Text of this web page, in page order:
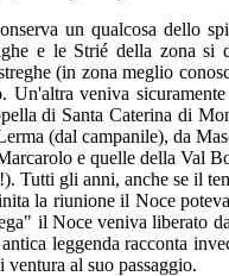
un qualcosa dello
e le Strié della zona si
(in zona meglio
veniva
di Santa Caterina di
(dal campanile), da
e quelle della Val
Tutti gli anni, anche se il
la riunione il Noce
il Noce veniva liberato
leggenda racconta
ventura al suo passaggio.